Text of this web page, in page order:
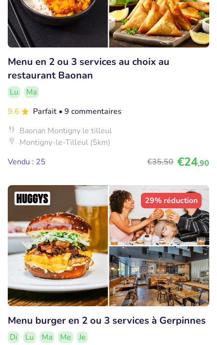
Menu en 2 ou 3 services au choix au
restaurant Baonan
Lu
Ma
9.6
Parfait • 9 commentaires
Baonan Montigny le tilleul
Montigny-le-Tilleul (5km)
Vendu : 25
€35,50 €24,90
29% réduction
Menu burger en 2 ou 3 services à Gerpinnes
Di Lu Ma Me
Je